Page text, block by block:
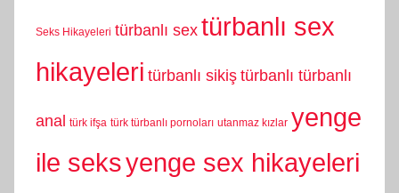
Seks Hikayeleri türbanlı sex türbanlı sex
hikayeleri türbanlı sikiş türbanlı türbanlı
anal türk ifşa türk türbanlı pornoları utanmaz kızlar yenge
ile seksyenge sex hikayeleri